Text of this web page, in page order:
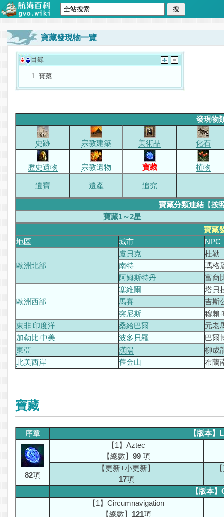
寶藏發現物一覽
目錄
寶藏
發現物
史跡 宗教建築 美術品 化石
歷史遺物 宗教遺物 寶藏 植物
遺寶 遺產 追究
寶藏分類連結【按
寶藏1～2星
寶藏
地區
城市 NPC
歐洲北部
盧貝克
杜勒
南特
瑪格
阿姆斯特丹
富商
歐洲西部
塞維爾
塔貝
馬賽
吉斯
突尼斯
穆賴
東非‧印度洋
桑給巴爾
元老
加勒比‧中美
波多貝羅
巴爾
東亞
漢陽
柳成
北美西岸
舊金山 布蘭
寶藏
序章 【版本
82項
【1】Aztec
【總數】 99項
【更新+小更新】
17項
【版本
【1】Circumnavigation
【總數】 121項